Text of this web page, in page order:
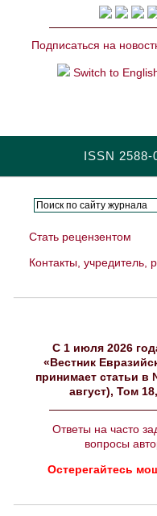
Подписаться на
Switch to
ISSN 2588-
Стать рецензентом
Контакты, учредитель,
C 1 июля 2026
«Вестник
принимает статьи
август), Том
Ответы на часто
вопросы
Остерегайтесь